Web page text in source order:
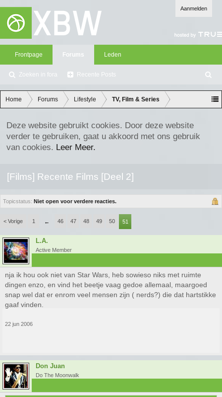
Aanmelden
Frontpage Forums
Zoeken in fora Recente Posts
Leden
oe
ke
n
Home Forums Lifestyle TV, Film & Series
Deze website gebruikt cookies. Door deze website
verder te gebruiken, gaat u akkoord met ons gebruik
van cookies. Leer Meer.
[Films] Recente Films [Deel 2]
Topicstatus: Niet open voor verdere reacties.
< Vorige 1 ← 46 47 48 49 50 51
L.A.
Active Member
nja ik hou ook niet van Star Wars, heb sowieso niks met ruimte
dingen enzo, en vind het beetje vaag gedoe allemaal, maargoed
snap wel dat er enrom veel mensen zijn ( nerds?) die dat hartstikke
gaaf vinden.
22 jun 2006
Don Juan
Do The Moonwalk